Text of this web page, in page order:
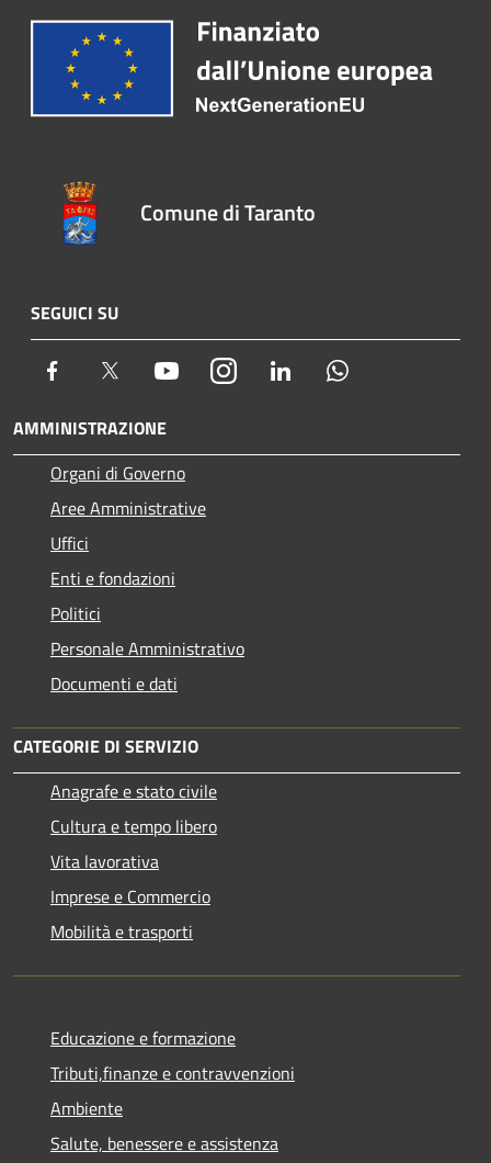
Comune di Taranto
SEGUICI SU
Facebook Twitter YoutubeInstagram LinkedIn
AMMINISTRAZIONE
Organi di Governo
Aree Amministrative
Uffici
Enti e fondazioni
Politici
Personale Amministrativo
Documenti e dati
CATEGORIE DI SERVIZIO
Anagrafe e stato civile
Cultura e tempo libero
Vita lavorativa
Imprese e Commercio
Mobilità e trasporti
Educazione e formazione
Tributi,finanze e contravvenzioni
Ambiente
Salute, benessere e assistenza